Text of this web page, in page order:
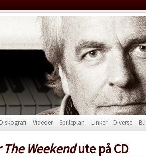
Diskografi Videoer Spilleplan Linker Diverse
The Weekendute på CD